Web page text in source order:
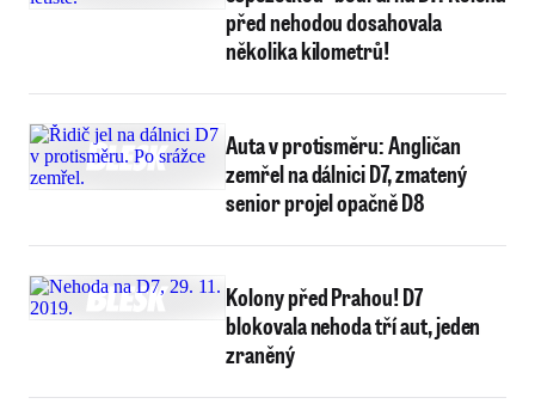
před nehodou dosahovala
několika kilometrů!
Auta v protisměru: Angličan
zemřel na dálnici D7, zmatený
senior projel opačně D8
Kolony před Prahou! D7
blokovala nehoda tří aut, jeden
zraněný